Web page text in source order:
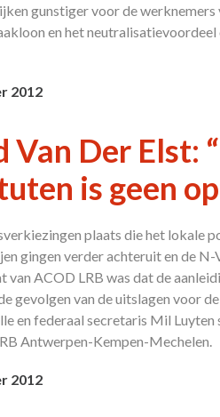
gunstiger voor de
en het
2012
Der Elst:
is geen
plaats die het lokale
gingen verder achteruit en de N-
ACOD LRB was dat de
gevolgen van de uitslagen voor
en federaal secretaris Mil Luyten
Antwerpen-Kempen-Mechelen.
2012